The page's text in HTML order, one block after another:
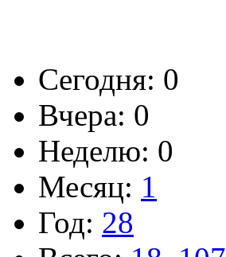
Сегодня: 0
Вчера: 0
Неделю: 0
Месяц: 1
Год: 28